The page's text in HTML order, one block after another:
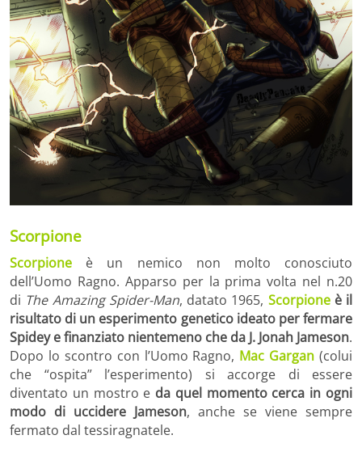
Scorpione
Scorpione è un nemico non molto conosciuto
dell’Uomo Ragno. Apparso per la prima volta nel n.20
di The Amazing Spider-Man, datato 1965, Scorpioneè il
risultato di un esperimento genetico ideato per fermare
Spidey e finanziato nientemeno che da J. Jonah Jameson.
Dopo lo scontro con l’Uomo Ragno, Mac Gargan (colui
che “ospita” l’esperimento) si accorge di essere
diventato un mostro e da quel momento cerca in ogni
modo di uccidere Jameson, anche se viene sempre
fermato dal tessiragnatele.